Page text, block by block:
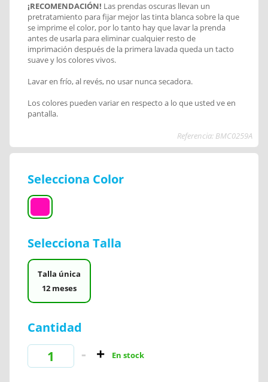
¡RECOMENDACIÓN! Las prendas oscuras llevan un
pretratamiento para fijar mejor las tinta blanca sobre la que
se imprime el color, por lo tanto hay que lavar la prenda
antes de usarla para eliminar cualquier resto de
imprimación después de la primera lavada queda un tacto
suave y los colores vivos.
Lavar en frío, al revés, no usar nunca secadora.
Los colores pueden variar en respecto a lo que usted ve en
pantalla.
Referencia: BMC0259A
Selecciona Color
Selecciona Talla
Talla única
12 meses
Cantidad
En stock